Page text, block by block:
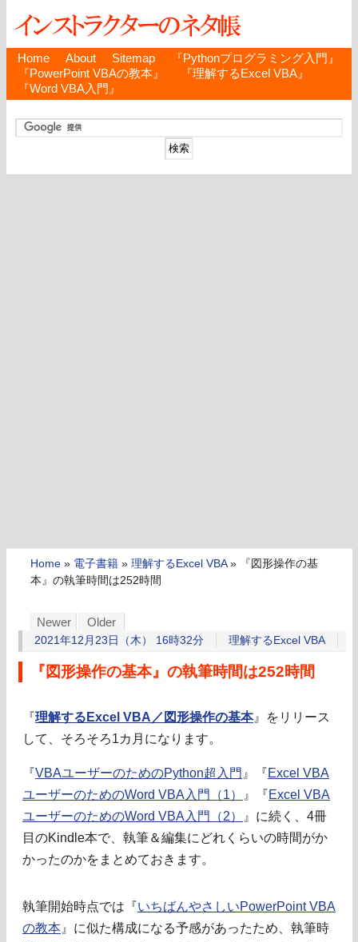
Home About Sitemap
『Pythonプログラミング入門』
『PowerPoint VBAの教本』
『理解するExcel VBA』
『Word VBA入門』
Home » 電子書籍 » 理解するExcel VBA»
『図形操作の基
本』の執筆時間は252時間
Newer Older
2021年12月23日（木） 16時32分 理解するExcel VBA
『図形操作の基本』の執筆時間は252時間
『理解するExcel VBA／図形操作の基本』をリリース
して、そろそろ1カ月になります。
『VBAユーザーのためのPython超入門 』『Excel VBA
ユーザーのためのWord VBA入門（1）
』『Excel VBA
ユーザーのためのWord VBA入門（2）
』に続く、4冊
目のKindle本で、執筆＆編集にどれくらいの時間がか
かったのかをまとめておきます。
執筆開始時点では『いちばんやさしいPowerPoint VBA
の教本』に似た構成になる予感があったため、執筆時